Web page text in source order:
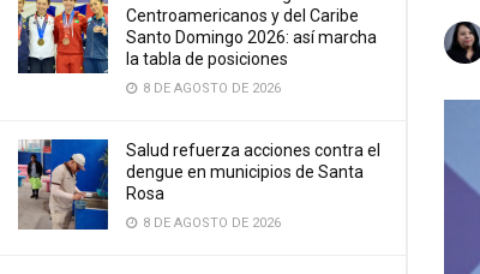
Centroamericanos y del Caribe
Santo Domingo 2026: así marcha
la tabla de posiciones
8 DE AGOSTO DE 2026
Salud refuerza acciones contra el
dengue en municipios de Santa
Rosa
8 DE AGOSTO DE 2026